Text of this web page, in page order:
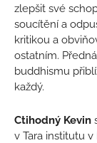
zlepšit své
soucítění a
kritikou a
ostatním.
buddhismu
každý.
Ctihodný Kevin
v Tara institutu